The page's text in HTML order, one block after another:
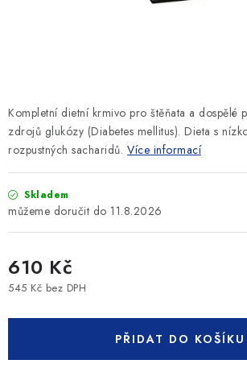
Kompletní dietní krmivo pro štěňata a dospělé
zdrojů glukózy (Diabetes mellitus). Dieta s
rozpustných sacharidů. Více informací
Skladem
11.8.2026
610 Kč
545 Kč bez DPH
PŘIDAT DO KOŠÍKU